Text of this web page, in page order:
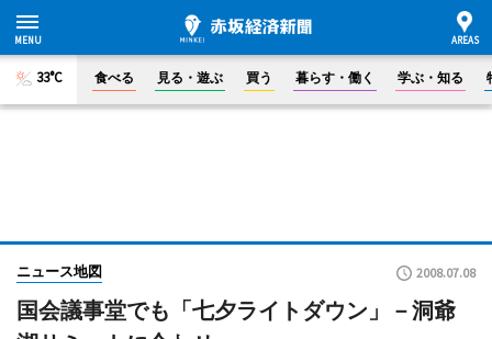
33°C 食べる 見る・遊ぶ 買う 暮らす・働く 学ぶ・知る
ニュース地図 2008.07.08
国会議事堂でも「七夕ライトダウン」－洞爺